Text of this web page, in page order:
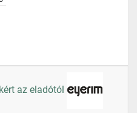
az eladótól